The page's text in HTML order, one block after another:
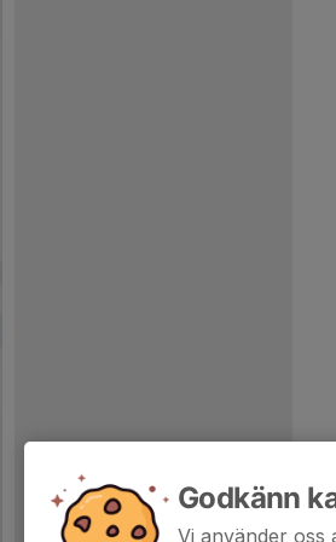
Godkänn
Vi använder